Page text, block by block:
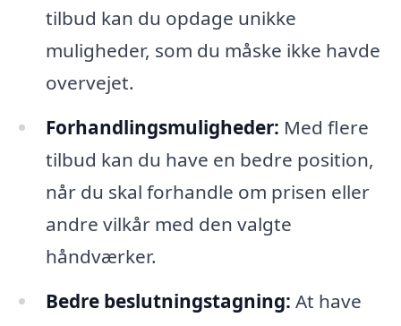
tilbud kan du opdage unikke
muligheder, som du måske ikke havde
overvejet.
Forhandlingsmuligheder: Med flere
tilbud kan du have en bedre position,
når du skal forhandle om prisen eller
andre vilkår med den valgte
håndværker.
Bedre beslutningstagning: At have